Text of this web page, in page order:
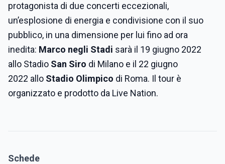
protagonista di due concerti eccezionali,
un’esplosione di energia e condivisione con il suo
pubblico, in una dimensione per lui fino ad ora
inedita: Marco negli Stadi sarà il 19 giugno 2022
allo Stadio San Siro di Milano e il 22 giugno
2022 allo Stadio Olimpico di Roma. Il tour è
organizzato e prodotto da Live Nation.
Schede